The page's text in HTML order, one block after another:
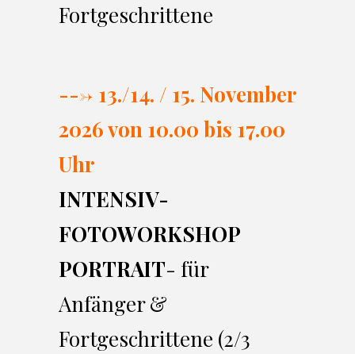
Fortgeschrittene
---> 13./14. / 15. November
2026 von 10.00 bis 17.00
Uhr
INTENSIV-
FOTOWORKSHOP
PORTRAIT- für
Anfänger &
Fortgeschrittene (2/3